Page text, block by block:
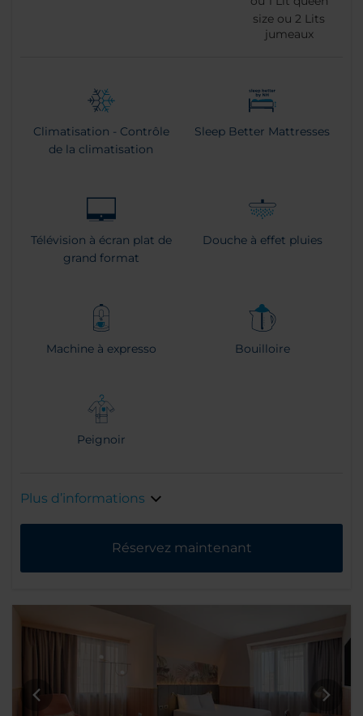
size ou2 Lits
jumeaux
Climatisation - Contrôle
de la climatisation
Sleep Better Mattresses
Télévision à écran plat de
grand format
Douche à effet pluies
Machine à expresso Bouilloire
Peignoir
Plus d’informations
Réservez maintenant